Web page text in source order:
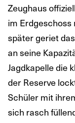
Zeughaus
im Erdgeschoss
später geriet
an seine
Jagdkapelle die
der Reserve
Schüler mit
sich rasch